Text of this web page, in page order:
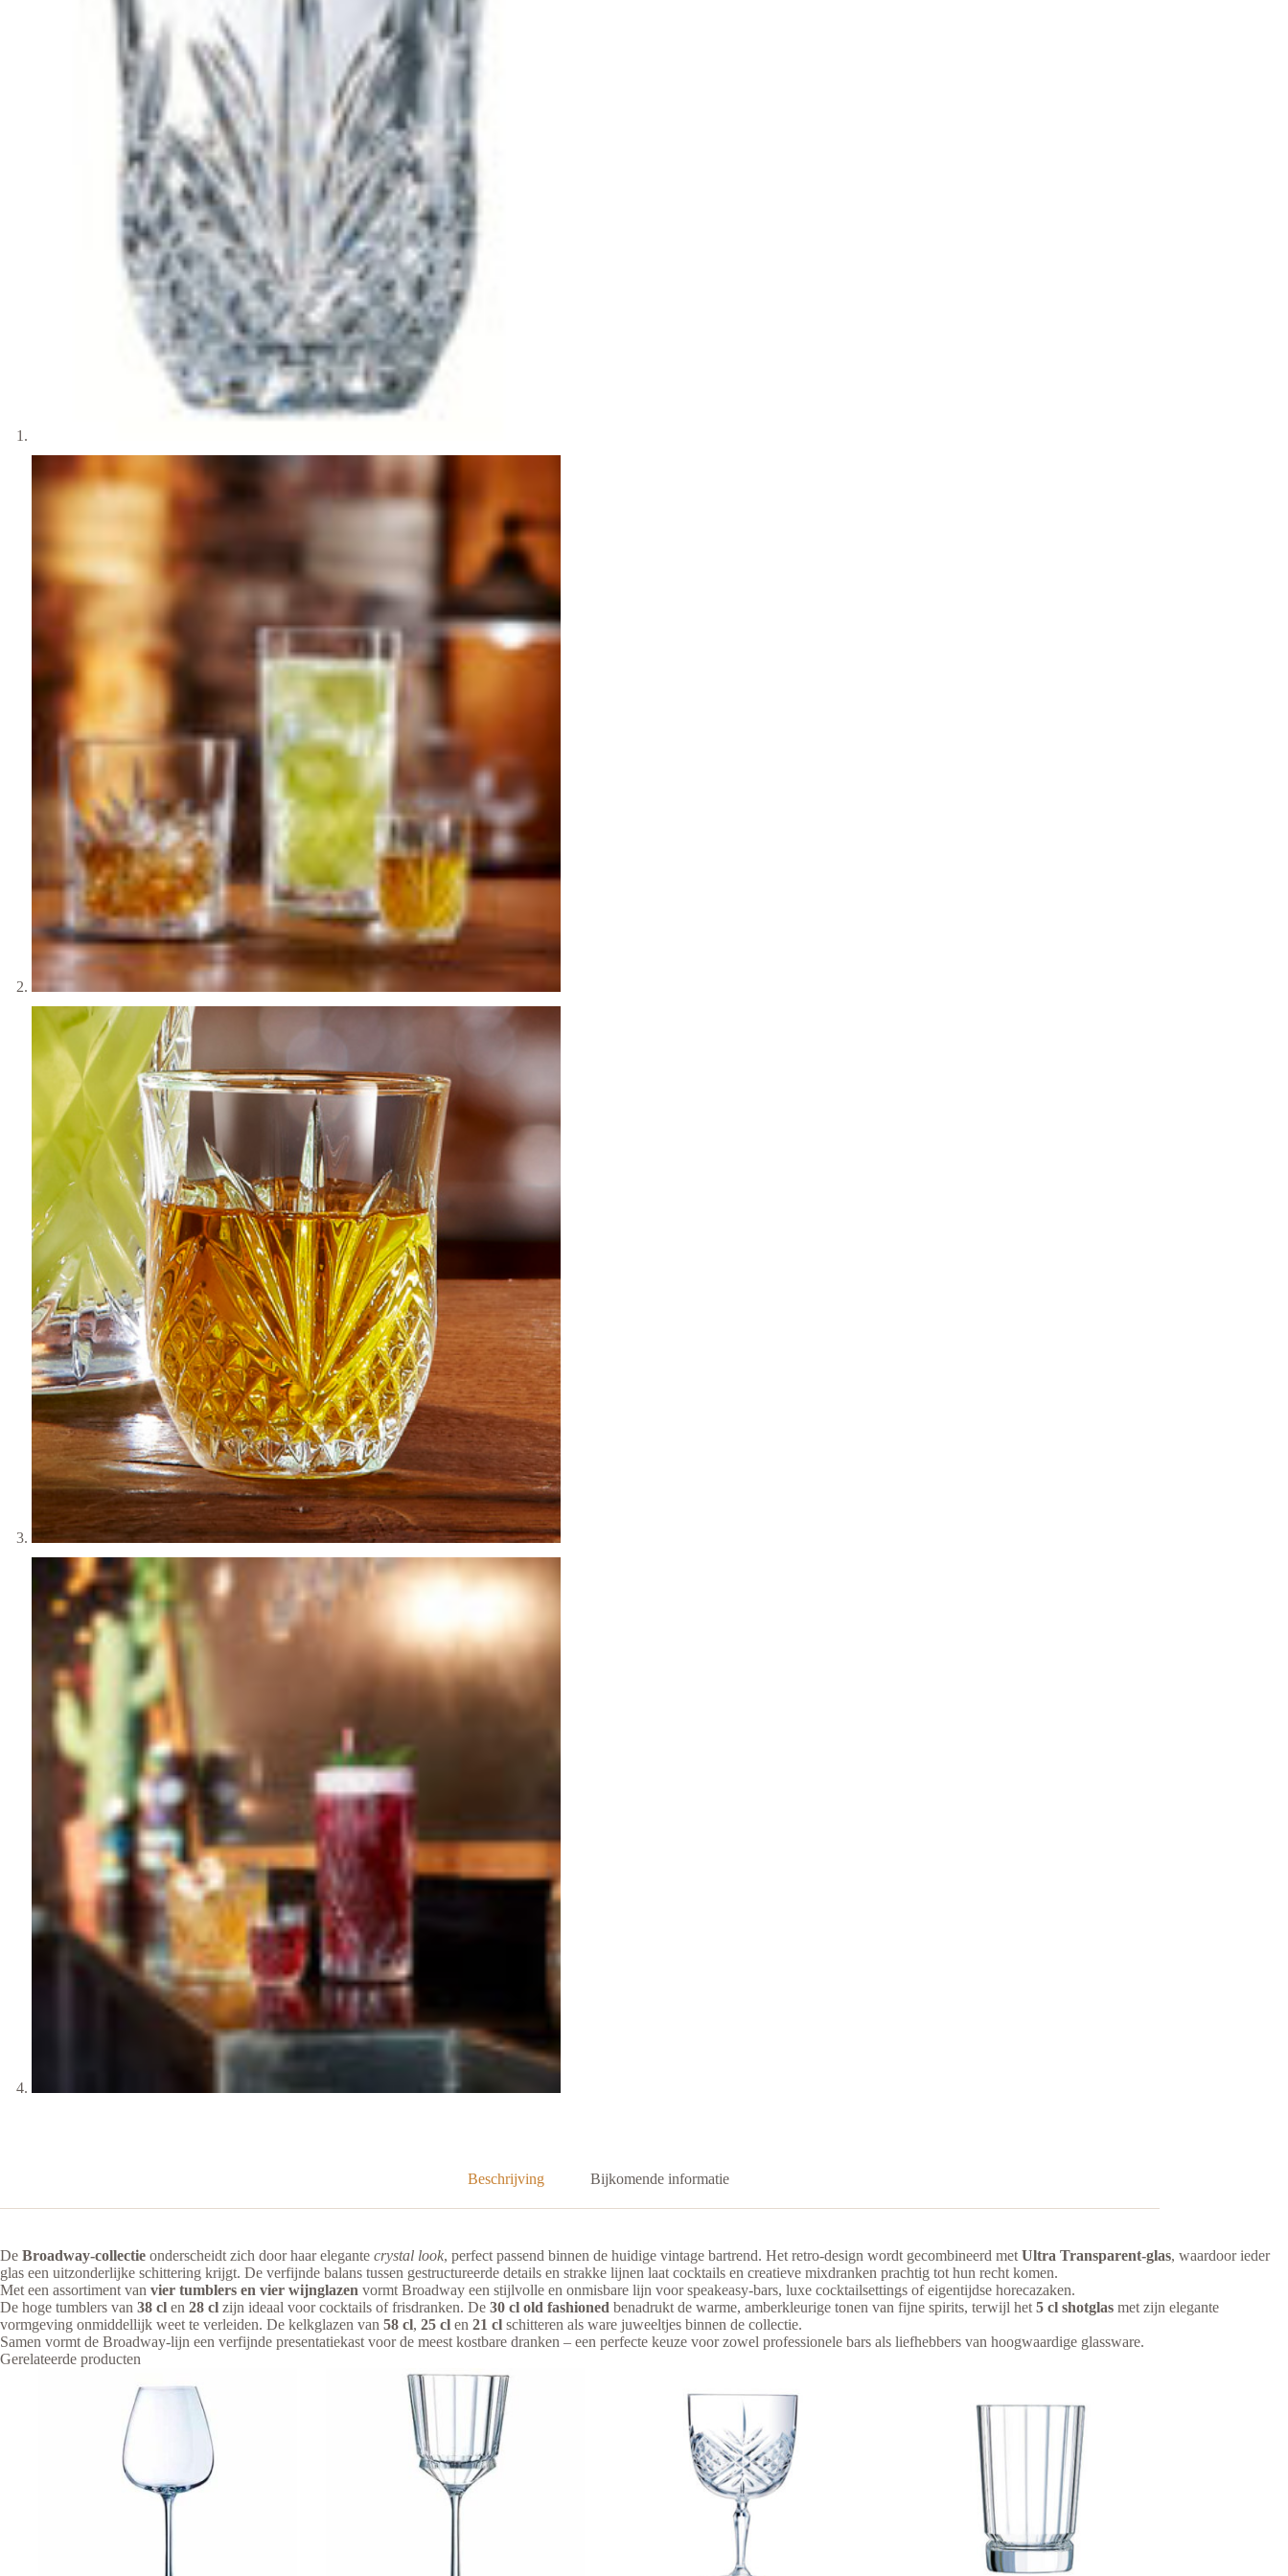
Beschrijving Bijkomende informatie
De Broadway-collectie onderscheidt zich door haar elegante crystal look, perfect passend binnen de huidige vintage bartrend. Het retro-design wordt gecombineerd met Ultra Transparent-glas, waardoor ieder
glas een uitzonderlijke schittering krijgt. De verfijnde balans tussen gestructureerde details en strakke lijnen laat cocktails en creatieve mixdranken prachtig tot hun recht komen.
Met een assortiment van vier tumblers en vier wijnglazen vormt Broadway een stijlvolle en onmisbare lijn voor speakeasy-bars, luxe cocktailsettings of eigentijdse horecazaken.
De hoge tumblers van 38 cl en 28 cl zijn ideaal voor cocktails of frisdranken. De 30 cl old fashioned benadrukt de warme, amberkleurige tonen van fijne spirits, terwijl het 5 cl shotglas met zijn elegante
vormgeving onmiddellijk weet te verleiden. De kelkglazen van 58 cl, 25 cl en 21 cl schitteren als ware juweeltjes binnen de collectie.
Samen vormt de Broadway-lijn een verfijnde presentatiekast voor de meest kostbare dranken – een perfecte keuze voor zowel professionele bars als liefhebbers van hoogwaardige glassware.
Gerelateerde producten